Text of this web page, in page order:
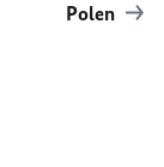
Polen